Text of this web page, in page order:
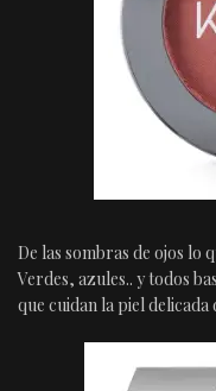
De las sombras de ojos lo
Verdes, azules.. y todos
que cuidan la piel delicada